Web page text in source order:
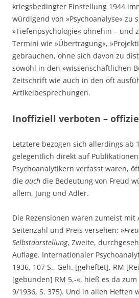
kriegsbedingter Einstellung 1944
würdigend von »Psychoanalyse« zu
»Tiefenpsychologie« ohnehin – und
Termini wie »Übertragung«,
gebrauchen, ohne sich davon zu
sowohl in den »wissenschaftlichen
Zeitschrift wie auch in den oft
Artikelbesprechungen.
Inoffiziell verboten –
Letztere bezogen sich allerdings ab
gelegentlich direkt auf
Psychoanalytikern verfasst waren,
die auch die Bedeutung von Freud
allem, Jung und Adler.
Die Rezensionen waren zumeist mit
Seitenzahl und Preis versehen: »
Selbstdarstellung, Zweite,
Auflage. Internationaler
1936, 107 S., Geh. [geheftet], RM
[gebunden] RM 5,-«, hieß es da
9/1936, S. 375). Und in allen Heften